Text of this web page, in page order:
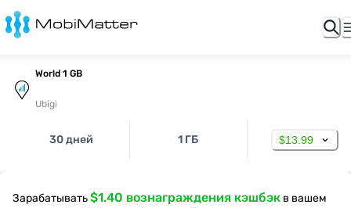
World 1 GB
Ubigi
30 дней 1 ГБ $13.99
Зарабатывать$1.40 вознаграждения кэшбэк в вашем